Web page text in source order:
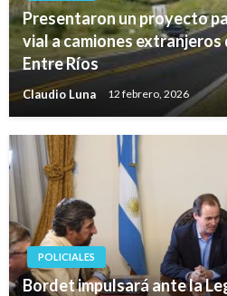
Presentaron un proyecto
vial a camiones extranjeros
Entre Ríos
Claudio Luna 12 febrero, 2026
POLICIALES
Bordet impulsará ante la